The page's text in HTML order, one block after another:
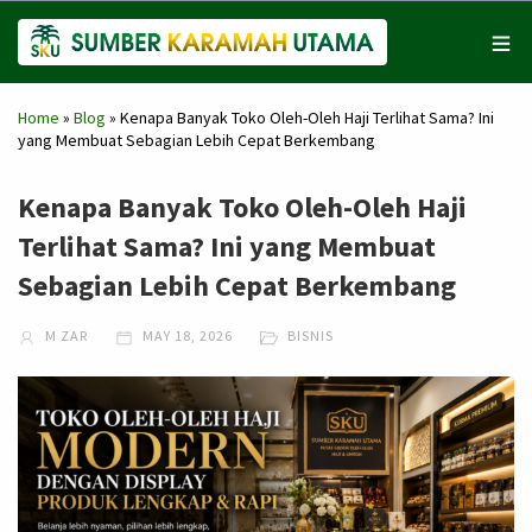
Home » Blog » Kenapa Banyak Toko Oleh-Oleh Haji Terlihat Sama? Ini
yang Membuat Sebagian Lebih Cepat Berkembang
Kenapa Banyak Toko Oleh-Oleh Haji
Terlihat Sama? Ini yang Membuat
Sebagian Lebih Cepat Berkembang
M ZAR MAY 18, 2026 BISNIS